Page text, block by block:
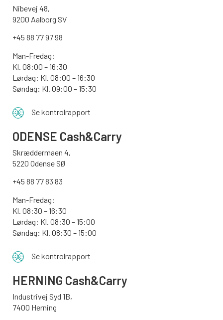
Nibevej 48,
9200 Aalborg SV
+45 88 77 97 98
Man-Fredag:
Kl. 08:00 – 16:30
Lørdag: Kl. 08:00 – 16:30
Søndag: Kl. 09:00 – 15:30
Se kontrolrapport
ODENSE Cash&Carry
Skræddermaen 4,
5220 Odense SØ
+45 88 77 83 83
Man-Fredag:
Kl. 08:30 – 16:30
Lørdag: Kl. 08:30 – 15:00
Søndag: Kl. 08:30 – 15:00
Se kontrolrapport
HERNING Cash&Carry
Industrivej Syd 1B,
7400 Herning